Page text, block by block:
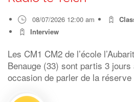
08/07/2026 12:00 am
Interview
Les CM1 CM2 de l’école
Benauge (33) sont partis 3 jours
occasion de parler de la